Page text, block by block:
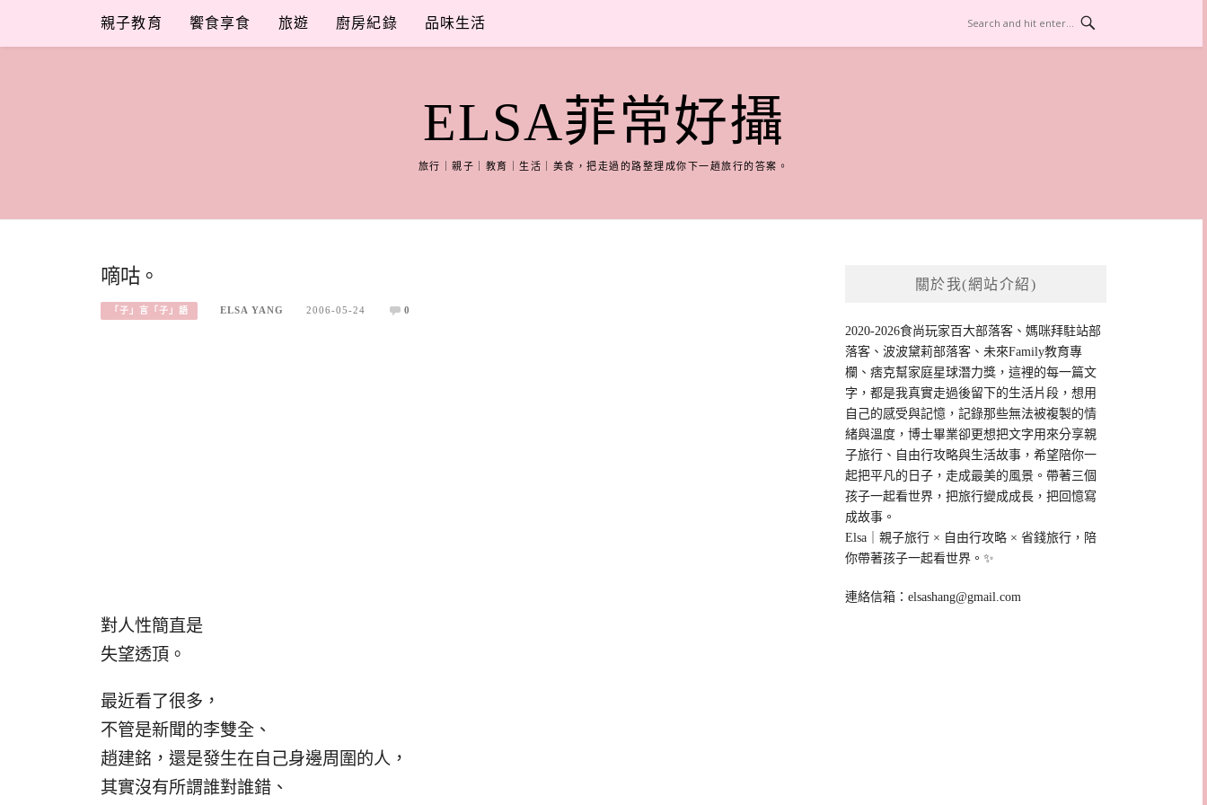
content
親子教育 饗食享食 旅遊 廚房紀錄 品味生活
ELSA菲常好攝
旅行｜親子｜教育｜生活｜美食，把走過的路整理成你下一趟旅行的答案。
嘀咕。
「子」言「子」語 ELSA YANG 2006-05-24 0
對人性簡直是
失望透頂。
最近看了很多，
不管是新聞的李雙全、
趙建銘，還是發生在自己身邊周圍的人，
其實沒有所謂誰對誰錯、
關於我(網站介紹)
2020-2026食尚玩家百大部落客、媽咪拜駐站部
落客、波波黛莉部落客、未來Family教育專
欄、痞克幫家庭星球潛力獎，這裡的每一篇文
字，都是我真實走過後留下的生活片段，想用
自己的感受與記憶，記錄那些無法被複製的情
緒與溫度，博士畢業卻更想把文字用來分享親
子旅行、自由行攻略與生活故事，希望陪你一
起把平凡的日子，走成最美的風景。帶著三個
孩子一起看世界，把旅行變成成長，把回憶寫
成故事。
Elsa｜親子旅行 × 自由行攻略 × 省錢旅行，陪
你帶著孩子一起看世界。✨
連絡信箱：elsashang@gmail.com